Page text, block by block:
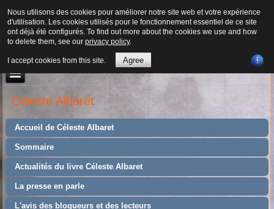
Celeste Albaret
Accueil de Céleste Albaret
Sommaire
Actualités du livre Céleste Albaret
La presse en parle
L'avis des blogueurs et des lecteurs
Nous utilisons des cookies pour améliorer notre site web et votre expérience
d'utilisation. Les cookies utilisés pour le fonctionnement essentiel de ce site
ont déjà été configurés. To find out more about the cookies we use and how
to delete them, see our privacy policy.
I accept cookies from this site. Agree